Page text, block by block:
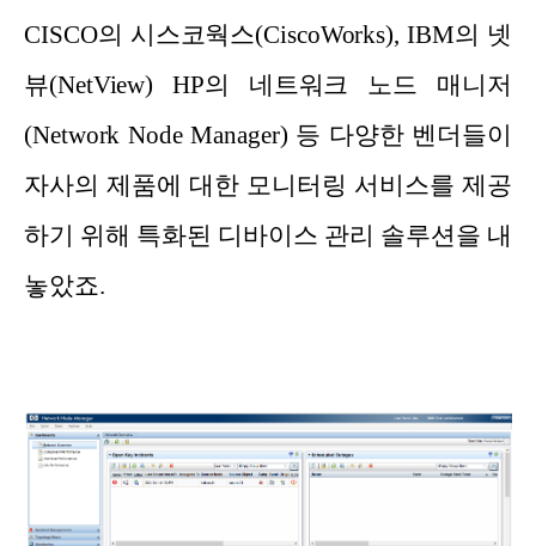
CISCO의 시스코웍스(CiscoWorks), IBM의 넷
뷰(NetView) HP의 네트워크 노드 매니저
(Network Node Manager) 등 다양한 벤더들이
자사의 제품에 대한 모니터링 서비스를 제공
하기 위해 특화된 디바이스 관리 솔루션을 내
놓았죠.